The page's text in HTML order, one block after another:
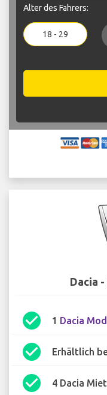
Alter des Fahrers:
18 - 29
Dacia
check_circle 1 Dacia
check_circle Erhältlich
check_circle 4 Dacia